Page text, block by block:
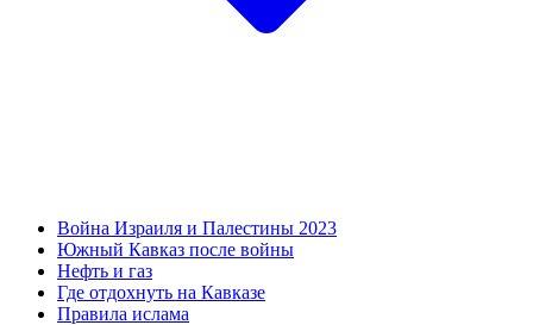
Война Израиля и Палестины 2023
Южный Кавказ после войны
Нефть и газ
Где отдохнуть на Кавказе
Правила ислама